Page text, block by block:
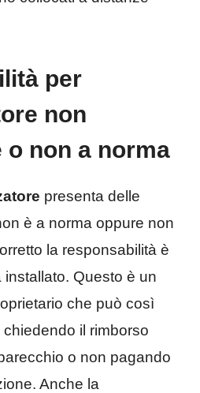
per
non
o non a norma
presenta delle
è a norma oppure non
la responsabilità è
Questo è un
che può così
il rimborso
o non pagando
Anche la